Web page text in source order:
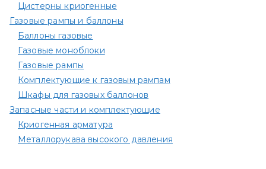
Цистерны криогенные
Газовые рампы и баллоны
Баллоны газовые
Газовые моноблоки
Газовые рампы
Комплектующие к газовым рампам​
Шкафы для газовых баллонов
Запасные части и комплектующие
Криогенная арматура
Металлорукава высокого давления